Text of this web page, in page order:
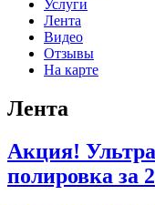
Услуги
Лента
Видео
Отзывы
На карте
Лента
Акция!
полировка за